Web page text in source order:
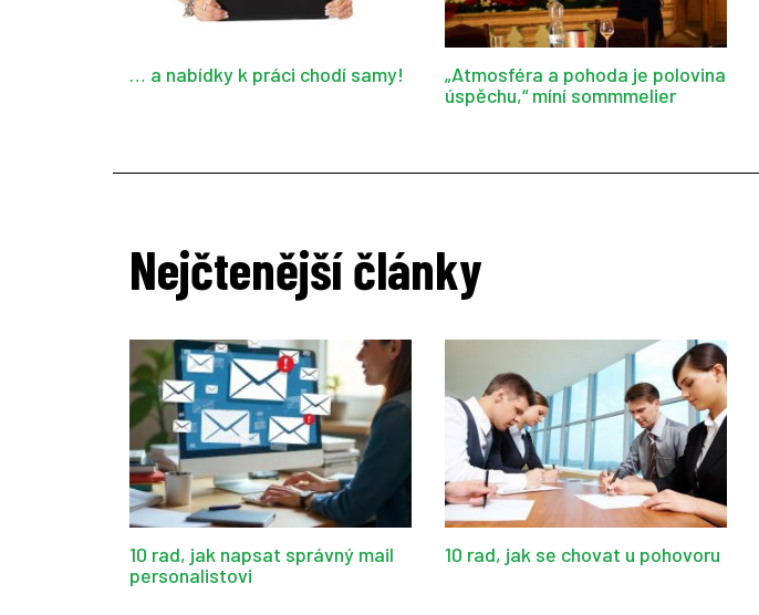
… a nabídky k práci chodí samy!
„Atmosféra a pohoda je polovina
úspěchu,“ míní sommmelier
Nejčtenější články
10 rad, jak napsat správný mail
personalistovi
10 rad, jak se chovat u pohovoru